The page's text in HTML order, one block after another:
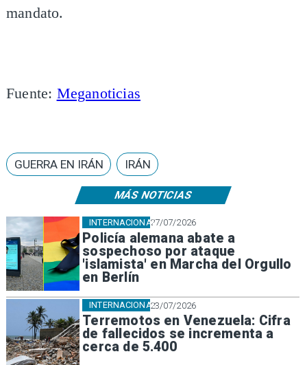
MÁS NOTICIAS
27/07/2026
Policía alemana abate a
sospechoso por ataque
'islamista' en Marcha del Orgullo
en Berlín
INTERNACIONAL
23/07/2026
Terremotos en Venezuela: Cifra
de fallecidos se incrementa a
cerca de 5.400
INTERNACIONAL
mandato.
Fuente: Meganoticias
GUERRA EN IRÁN IRÁN